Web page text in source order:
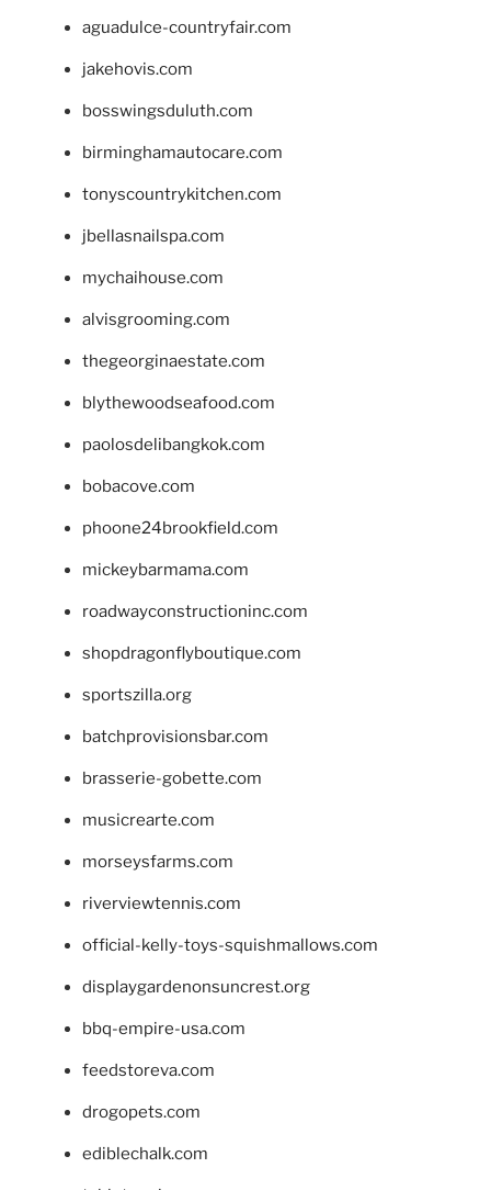
aguadulce-countryfair.com
jakehovis.com
bosswingsduluth.com
birminghamautocare.com
tonyscountrykitchen.com
jbellasnailspa.com
mychaihouse.com
alvisgrooming.com
thegeorginaestate.com
blythewoodseafood.com
paolosdelibangkok.com
bobacove.com
phoone24brookfield.com
mickeybarmama.com
roadwayconstructioninc.com
shopdragonflyboutique.com
sportszilla.org
batchprovisionsbar.com
brasserie-gobette.com
musicrearte.com
morseysfarms.com
riverviewtennis.com
official-kelly-toys-squishmallows.com
displaygardenonsuncrest.org
bbq-empire-usa.com
feedstoreva.com
drogopets.com
ediblechalk.com